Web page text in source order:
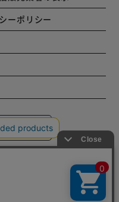
ーポリシー
イト